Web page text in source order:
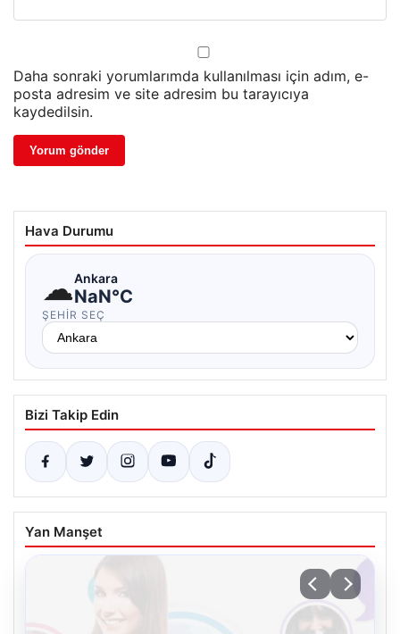
Daha sonraki yorumlarımda kullanılması için adım, e-
posta adresim ve site adresim bu tarayıcıya
kaydedilsin.
Hava Durumu
☁Ankara
NaN°C
ŞEHIR SEÇ
Bizi Takip Edin
Yan Manşet